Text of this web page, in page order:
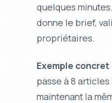
quelques
donne le brief,
propriétaires.
Exemple concret
passe à 8
maintenant la